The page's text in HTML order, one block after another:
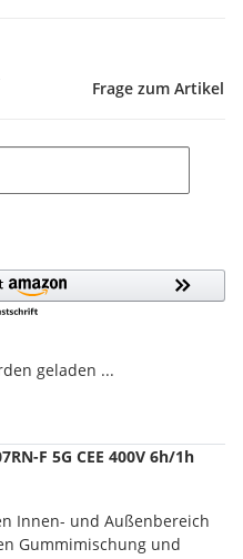
Frage zum Artikel
geladen ...
F 5G CEE 400V 6h/1h
Innen- und Außenbereich
Gummimischung und